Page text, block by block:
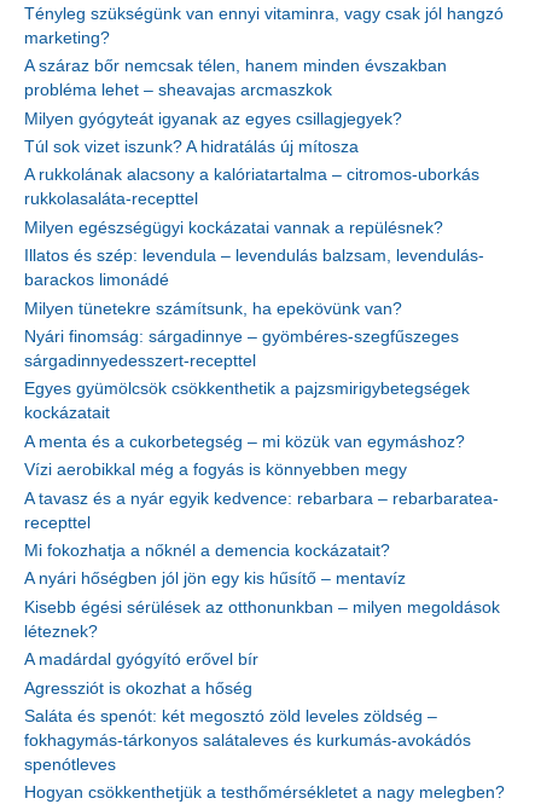
Tényleg szükségünk van ennyi vitaminra, vagy csak jól hangzó
marketing?
A száraz bőr nemcsak télen, hanem minden évszakban
probléma lehet – sheavajas arcmaszkok
Milyen gyógyteát igyanak az egyes csillagjegyek?
Túl sok vizet iszunk? A hidratálás új mítosza
A rukkolának alacsony a kalóriatartalma – citromos-uborkás
rukkolasaláta-recepttel
Milyen egészségügyi kockázatai vannak a repülésnek?
Illatos és szép: levendula – levendulás balzsam, levendulás-
barackos limonádé
Milyen tünetekre számítsunk, ha epekövünk van?
Nyári finomság: sárgadinnye – gyömbéres-szegfűszeges
sárgadinnyedesszert-recepttel
Egyes gyümölcsök csökkenthetik a pajzsmirigybetegségek
kockázatait
A menta és a cukorbetegség – mi közük van egymáshoz?
Vízi aerobikkal még a fogyás is könnyebben megy
A tavasz és a nyár egyik kedvence: rebarbara – rebarbaratea-
recepttel
Mi fokozhatja a nőknél a demencia kockázatait?
A nyári hőségben jól jön egy kis hűsítő – mentavíz
Kisebb égési sérülések az otthonunkban – milyen megoldások
léteznek?
A madárdal gyógyító erővel bír
Agressziót is okozhat a hőség
Saláta és spenót: két megosztó zöld leveles zöldség –
fokhagymás-tárkonyos salátaleves és kurkumás-avokádós
spenótleves
Hogyan csökkenthetjük a testhőmérsékletet a nagy melegben?